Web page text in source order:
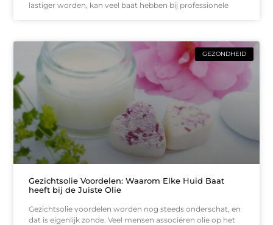
lastiger worden, kan veel baat hebben bij professionele
GEZONDHEID
Gezichtsolie Voordelen: Waarom Elke Huid Baat
heeft bij de Juiste Olie
Gezichtsolie voordelen worden nog steeds onderschat, en
dat is eigenlijk zonde. Veel mensen associëren olie op het